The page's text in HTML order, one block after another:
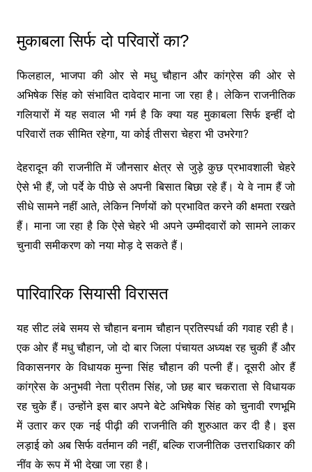
मुकाबला सिर्फ दो परिवारों का?
फिलहाल, भाजपा की ओर से मधु चौहान और कांग्रेस की ओर से
अभिषेक सिंह को संभावित दावेदार माना जा रहा है। लेकिन राजनीतिक
गलियारों में यह सवाल भी गर्म है कि क्या यह मुकाबला सिर्फ इन्हीं दो
परिवारों तक सीमित रहेगा, या कोई तीसरा चेहरा भी उभरेगा?
देहरादून की राजनीति में जौनसार क्षेत्र से जुड़े कुछ प्रभावशाली चेहरे
ऐसे भी हैं, जो पर्दे के पीछे से अपनी बिसात बिछा रहे हैं। ये वे नाम हैं जो
सीधे सामने नहीं आते, लेकिन निर्णयों को प्रभावित करने की क्षमता रखते
हैं। माना जा रहा है कि ऐसे चेहरे भी अपने उम्मीदवारों को सामने लाकर
चुनावी समीकरण को नया मोड़ दे सकते हैं।
पारिवारिक सियासी विरासत
यह सीट लंबे समय से चौहान बनाम चौहान प्रतिस्पर्धा की गवाह रही है।
एक ओर हैं मधु चौहान, जो दो बार जिला पंचायत अध्यक्ष रह चुकी हैं और
विकासनगर के विधायक मुन्ना सिंह चौहान की पत्नी हैं। दूसरी ओर हैं
कांग्रेस के अनुभवी नेता प्रीतम सिंह, जो छह बार चकराता से विधायक
रह चुके हैं। उन्होंने इस बार अपने बेटे अभिषेक सिंह को चुनावी रणभूमि
में उतार कर एक नई पीढ़ी की राजनीति की शुरुआत कर दी है। इस
लड़ाई को अब सिर्फ वर्तमान की नहीं, बल्कि राजनीतिक उत्तराधिकार की
नींव के रूप में भी देखा जा रहा है।